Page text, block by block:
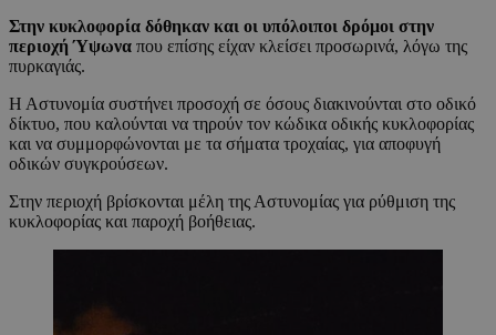
Στην κυκλοφορία δόθηκαν και οι υπόλοιποι δρόμοι στην
περιοχή Ύψωνα που επίσης είχαν κλείσει προσωρινά, λόγω της
πυρκαγιάς.
Η Αστυνομία συστήνει προσοχή σε όσους διακινούνται στο οδικό
δίκτυο, που καλούνται να τηρούν τον κώδικα οδικής κυκλοφορίας
και να συμμορφώνονται με τα σήματα τροχαίας, για αποφυγή
οδικών συγκρούσεων.
Στην περιοχή βρίσκονται μέλη της Αστυνομίας για ρύθμιση της
κυκλοφορίας και παροχή βοήθειας.